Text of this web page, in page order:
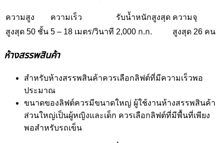
ความสูง ความเร็ว รับน้ำหนักสูงสุด ความจุ
สูงสุด 50 ชั้น 5 – 18 เมตร/วินาที 2,000 ก.ก. สูงสุด 26 คน
ห้างสรรพสินค้า
สำหรับห้างสรรพสินค้าควรเลือกลิฟต์ที่มีความเร็วพอ
ประมาณ
ขนาดของลิฟต์ควรมีขนาดใหญ่ ผู้ใช้งานห้างสรรพสินค้า
ส่วนใหญ่เป็นผู้หญิงและเด็ก ควรเลือกลิฟต์ที่มีพื้นที่เพียง
พอสำหรับรถเข็น